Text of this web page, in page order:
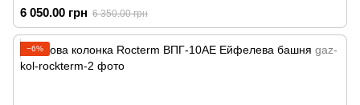
6 050.00 грн 6 350.00 грн
−6%